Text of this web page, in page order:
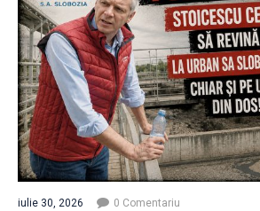
iulie 30, 2026 0 Comentariu